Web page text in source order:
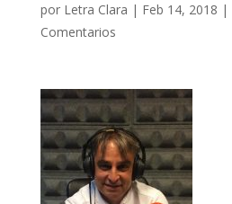
por Letra Clara | Feb 14, 2018 |
Comentarios